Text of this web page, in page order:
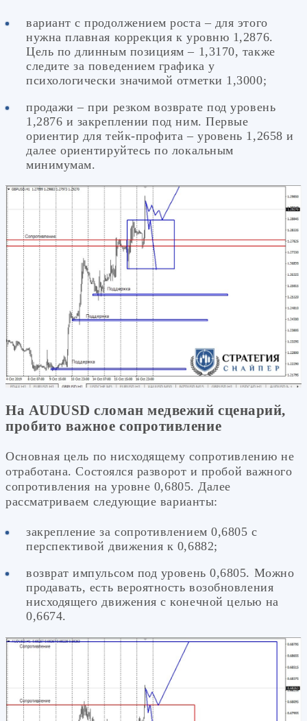
вариант с продолжением роста – для этого
нужна плавная коррекция к уровню 1,2876.
Цель по длинным позициям – 1,3170, также
следите за поведением графика у
психологически значимой отметки 1,3000;
продажи – при резком возврате под уровень
1,2876 и закреплении под ним. Первые
ориентир для тейк-профита – уровень 1,2658 и
далее ориентируйтесь по локальным
минимумам.
На AUDUSD сломан медвежий сценарий,
пробито важное сопротивление
Основная цель по нисходящему сопротивлению не
отработана. Состоялся разворот и пробой важного
сопротивления на уровне 0,6805. Далее
рассматриваем следующие варианты:
закрепление за сопротивлением 0,6805 с
перспективой движения к 0,6882;
возврат импульсом под уровень 0,6805. Можно
продавать, есть вероятность возобновления
нисходящего движения с конечной целью на
0,6674.